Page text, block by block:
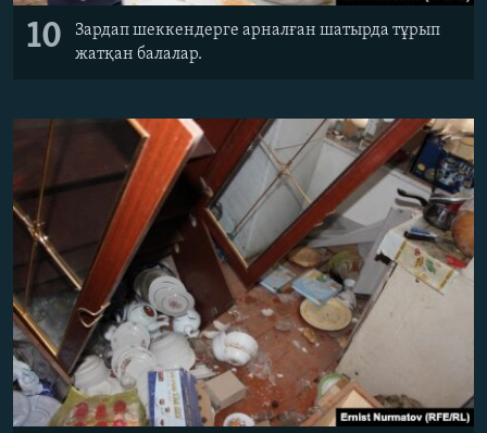
10
Зардап шеккендерге арналған шатырда тұрып
жатқан балалар.